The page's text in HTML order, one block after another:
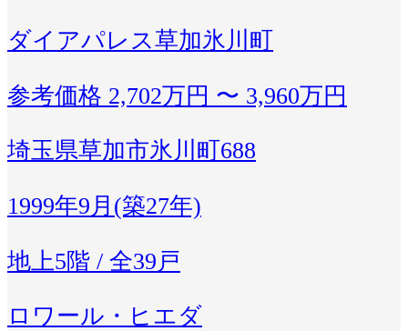
ダイアパレス草加氷川町
参考価格 2,702万円 〜 3,960万円
埼玉県草加市氷川町688
1999年9月(築27年)
地上5階 / 全39戸
ロワール・ヒエダ